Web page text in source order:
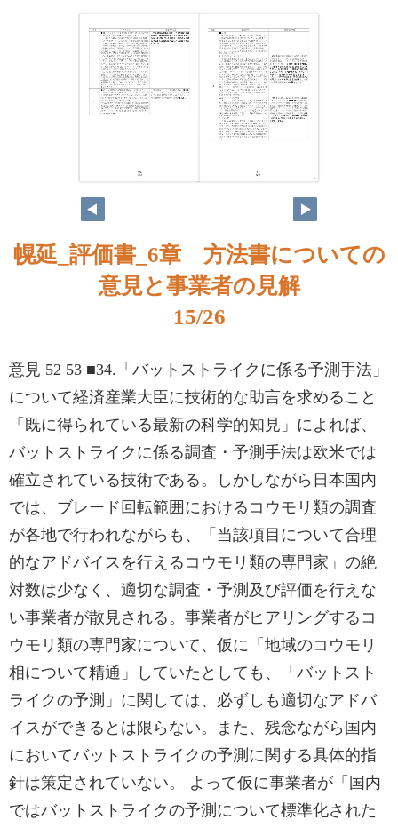
16
幌延_評価書_6章 方法書についての
意見と事業者の見解
15/26
意見 52 53 ■34.「バットストライクに係る予測手法」
について経済産業大臣に技術的な助言を求めること
「既に得られている最新の科学的知見」によれば、
バットストライクに係る調査・予測手法は欧米では
確立されている技術である。しかしながら日本国内
では、ブレード回転範囲におけるコウモリ類の調査
が各地で行われながらも、「当該項目について合理
的なアドバイスを行えるコウモリ類の専門家」の絶
対数は少なく、適切な調査・予測及び評価を行えな
い事業者が散見される。事業者がヒアリングするコ
ウモリ類の専門家について、仮に「地域のコウモリ
相について精通」していたとしても、「バットスト
ライクの予測」に関しては、必ずしも適切なアドバ
イスができるとは限らない。また、残念ながら国内
においてバットストライクの予測に関する具体的指
針は策定されていない。 よって仮に事業者が「国内
ではバットストライクの予測について標準化された